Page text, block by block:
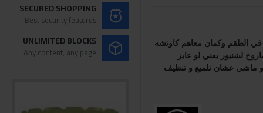
SECURED SHOPPING
Best security features
UNLIMITED BLOCKS
Any content, any page